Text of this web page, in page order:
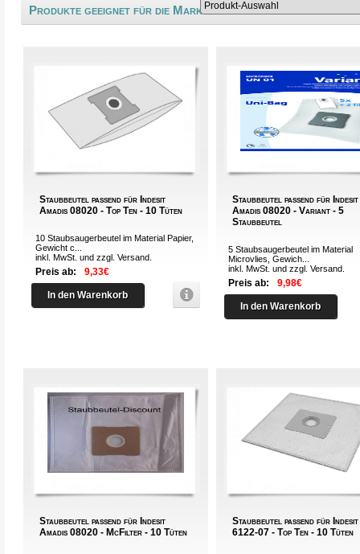
Produkte geeignet für die Marke Indesit®
Staubbeutel passend für Indesit
Amadis 08020 - Top Ten - 10 Tüten
10 Staubsaugerbeutel im Material Papier,
Gewicht c...
inkl. MwSt. und zzgl.Versand
Preis ab: 9,33€
In den Warenkorb
Staubbeutel passend für Indesit
Amadis 08020 - Variant - 5
Staubbeutel
5 Staubsaugerbeutel im Material
Microvlies, Gewich...
inkl. MwSt. und zzgl.Versand
Preis ab: 9,98€
In den Warenkorb
Staubbeutel passend für Indesit
Amadis 08020 - McFilter - 10 Tüten
Staubbeutel passend für
6122-07 - Top Ten - 10 Tüten